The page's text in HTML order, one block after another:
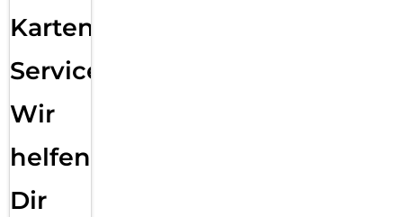
Karten
Service:
Wir
helfen
Dir